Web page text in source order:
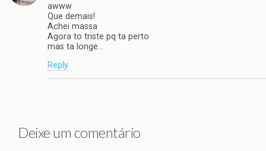
awww
Que demais!
Achei massa
Agora to triste pq ta perto
mas ta longe…
Reply
Deixe um comentário